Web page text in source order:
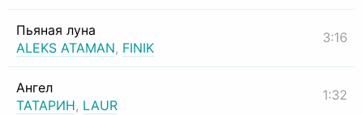
Пьяная луна
ALEKS ATAMAN, FINIK
3:16
Ангел
ТАТАРИН, LAUR
1:32